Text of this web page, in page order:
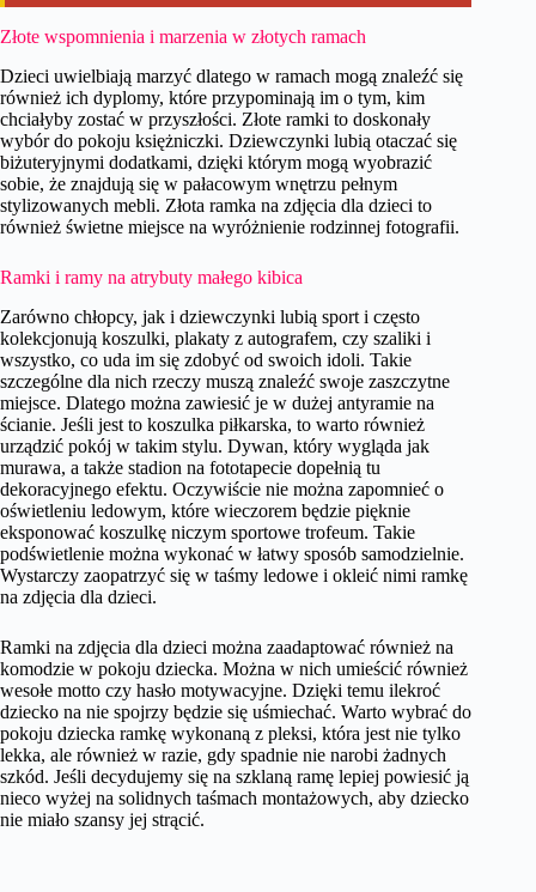
Złote wspomnienia i marzenia w złotych ramach
Dzieci uwielbiają marzyć dlatego w ramach mogą znaleźć się
również ich dyplomy, które przypominają im o tym, kim
chciałyby zostać w przyszłości. Złote ramki to doskonały
wybór do pokoju księżniczki. Dziewczynki lubią otaczać się
biżuteryjnymi dodatkami, dzięki którym mogą wyobrazić
sobie, że znajdują się w pałacowym wnętrzu pełnym
stylizowanych mebli. Złota ramka na zdjęcia dla dzieci to
również świetne miejsce na wyróżnienie rodzinnej fotografii.
Ramki i ramy na atrybuty małego kibica
Zarówno chłopcy, jak i dziewczynki lubią sport i często
kolekcjonują koszulki, plakaty z autografem, czy szaliki i
wszystko, co uda im się zdobyć od swoich idoli. Takie
szczególne dla nich rzeczy muszą znaleźć swoje zaszczytne
miejsce. Dlatego można zawiesić je w dużej antyramie na
ścianie. Jeśli jest to koszulka piłkarska, to warto również
urządzić pokój w takim stylu. Dywan, który wygląda jak
murawa, a także stadion na fototapecie dopełnią tu
dekoracyjnego efektu. Oczywiście nie można zapomnieć o
oświetleniu ledowym, które wieczorem będzie pięknie
eksponować koszulkę niczym sportowe trofeum. Takie
podświetlenie można wykonać w łatwy sposób samodzielnie.
Wystarczy zaopatrzyć się w taśmy ledowe i okleić nimi ramkę
na zdjęcia dla dzieci.
Ramki na zdjęcia dla dzieci można zaadaptować również na
komodzie w pokoju dziecka. Można w nich umieścić również
wesołe motto czy hasło motywacyjne. Dzięki temu ilekroć
dziecko na nie spojrzy będzie się uśmiechać. Warto wybrać do
pokoju dziecka ramkę wykonaną z pleksi, która jest nie tylko
lekka, ale również w razie, gdy spadnie nie narobi żadnych
szkód. Jeśli decydujemy się na szklaną ramę lepiej powiesić ją
nieco wyżej na solidnych taśmach montażowych, aby dziecko
nie miało szansy jej strącić.